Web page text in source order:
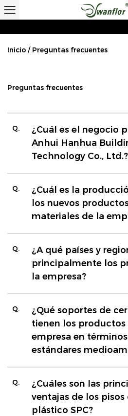
Inicio / Preguntas frecuentes
Preguntas frecuentes
Q.
¿Cuál es el negocio
Anhui Hanhua
Technology Co., Ltd.?
Q.
¿Cuál es la
los nuevos
materiales de la
Q.
¿A qué países y
principalmente los
la empresa?
Q.
¿Qué soportes de
tienen los productos
empresa en
estándares
Q.
¿Cuáles son las
ventajas de los
plástico SPC?